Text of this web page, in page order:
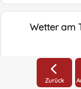
Wetter am
Regen:Zurück